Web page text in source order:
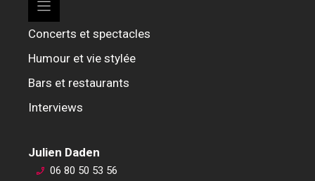
Concerts et spectacles
Humour et vie stylée
Bars et restaurants
Interviews
Julien Daden
06 80 50 53 56